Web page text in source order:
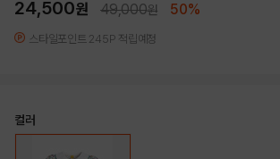
24,500원 49,000원 50%
스타일포인트 245P 적립예정
컬러